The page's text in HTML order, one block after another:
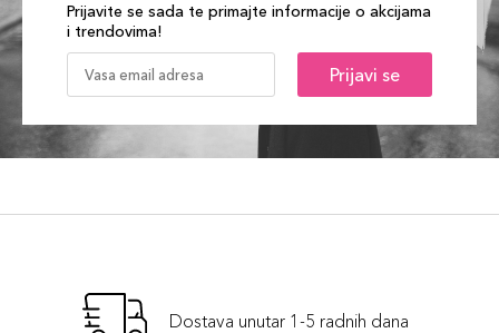
Prijavite se sada te primajte informacije o akcijama
i trendovima!
Prijavi se
Dostava unutar 1-5 radnih dana